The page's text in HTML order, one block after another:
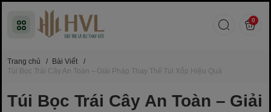
0
Trang chủ / Bài Viết
/
Túi Bọc Trái Cây An Toàn – Giải Pháp Thay Thế Túi Xốp Hiệu Quả
Túi Bọc Trái Cây An Toàn – Giải